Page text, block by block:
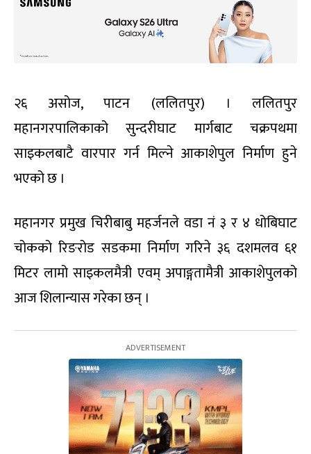
२६ असोज, पाटन (ललितपुर) । ललितपुर
महानगरपालिकाको सुन्दरीघाट मार्गबाट चक्रपथमा
साइकलबाटै वारपार गर्न मिल्ने आकाशेपुल निर्माण हुने
भएको छ ।
महानगर प्रमुख चिरीबाबु महर्जनले वडा नं ३ र ४ धोबिघाट
चोकको रिङरोड सडकमा निर्माण गरिने ३६ दशमलव ६१
मिटर लामो साइकलमैत्री एवम् अपाङ्गतामैत्री आकाशेपुलको
आज शिलान्यास गरेका छन् ।